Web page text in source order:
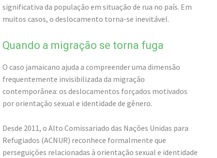
significativa da população em situação de rua no país. Em
muitos casos, o deslocamento torna-se inevitável.
Quando a migração se torna fuga
O caso jamaicano ajuda a compreender uma dimensão
frequentemente invisibilizada da migração
contemporânea: os deslocamentos forçados motivados
por orientação sexual e identidade de gênero.
Desde 2011, o Alto Comissariado das Nações Unidas para
Refugiados (ACNUR) reconhece formalmente que
perseguições relacionadas à orientação sexual e identidade